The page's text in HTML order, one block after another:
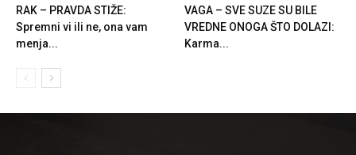
RAK – PRAVDA STIŽE:
Spremni vi ili ne, ona vam
menja...
VAGA – SVE SUZE SU BILE
VREDNE ONOGA ŠTO DOLAZI:
Karma...